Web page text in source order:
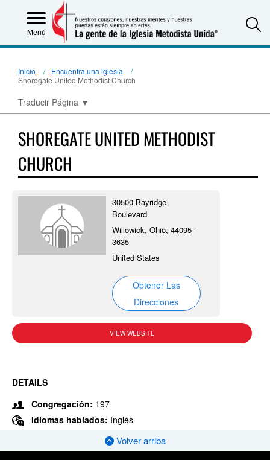
Menú
Inicio
Encuentra una iglesia
Shoregate United Methodist Church
Traducir Página ▼
SHOREGATE UNITED METHODIST
CHURCH
30500 Bayridge
Boulevard
Willowick, Ohio, 44095-
3635
United States
Obtener Las
Direcciones
VIEW WEBSITE
DETAILS
Congregación: 197
Idiomas hablados: Inglés
Volver arriba